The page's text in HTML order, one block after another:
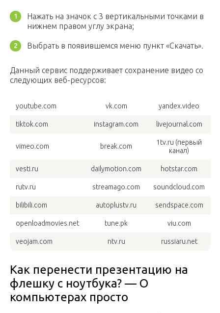
Нажать на значок с 3 вертикальными точками в
нижнем правом углу экрана;
Выбрать в появившемся меню пункт «Скачать».
Данный сервис поддерживает сохранение видео со
следующих веб-ресурсов:
youtube.com vk.com yandex.video
tiktok.com instagram.com livejournal.com
vimeo.com break.com
1tv.ru (первый
канал)
vesti.ru dailymotion.com hotstar.com
rutv.ru streamago.com soundcloud.com
bilibili.com autoplustv.ru sendspace.com
openloadmovies.net tune.pk viu.com
veojam.com ntv.ru russiaru.net
Как перенести презентацию на
флешку с ноутбука? — О
компьютерах просто